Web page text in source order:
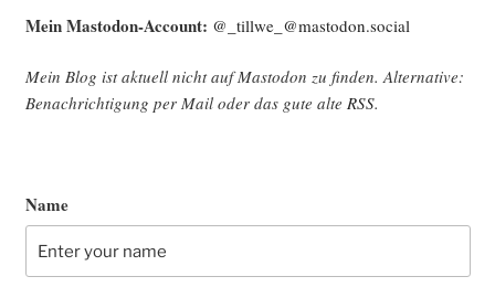
Mein Mast­o­don-Account: @_tillwe_@mastodon.social
Mein Blog ist aktu­ell nicht auf Mast­o­don zu fin­den. Alter­na­ti­ve:
Benach­rich­ti­gung per Mail oder das gute alte RSS.
Name